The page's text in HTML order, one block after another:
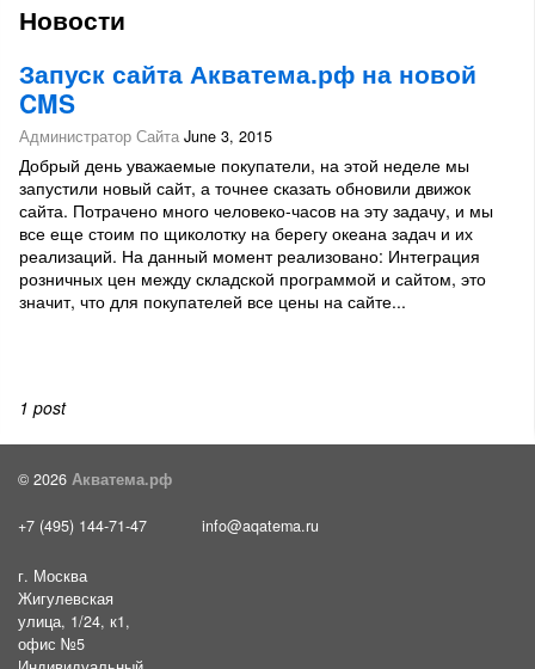
Новости
Запуск сайта Акватема.рф на новой
CMS
Администратор Сайта June 3, 2015
Добрый день уважаемые покупатели, на этой неделе мы
запустили новый сайт, а точнее сказать обновили движок
сайта. Потрачено много человеко-часов на эту задачу, и мы
все еще стоим по щиколотку на берегу океана задач и их
реализаций. На данный момент реализовано: Интеграция
розничных цен между складской программой и сайтом, это
значит, что для покупателей все цены на сайте...
1 post
© 2026 Акватема.рф
+7 (495) 144-71-47 info@aqatema.ru
г. Москва
Жигулевская
улица, 1/24, к1,
офис №5